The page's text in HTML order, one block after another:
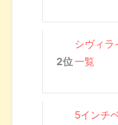
シヴィ
一覧
5インチ